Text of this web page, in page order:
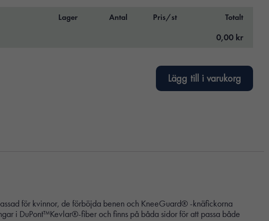
Lager Antal Pris/st Totalt
0,00 kr
Lägg till i varukorg
för kvinnor, de förböjda benen och KneeGuard® -knäfickorna
i DuPont™Kevlar®-fiber och finns på båda sidor för att passa både